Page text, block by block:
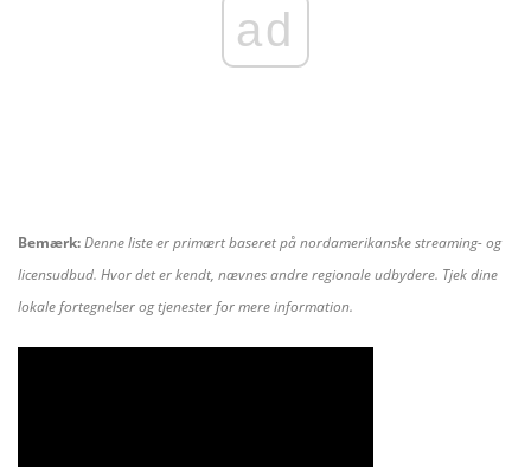
ad
Bemærk:Denne liste er primært baseret på nordamerikanske streaming- og
licensudbud. Hvor det er kendt, nævnes andre regionale udbydere. Tjek dine
lokale fortegnelser og tjenester for mere information.